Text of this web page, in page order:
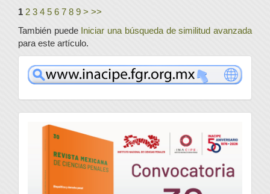
1 2 3 4 5 6 7 8 9 > >>
También puede Iniciar una búsqueda de similitud avanzada
para este artículo.
www
convocatoria